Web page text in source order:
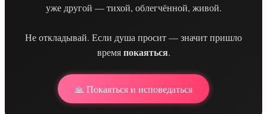
уже другой — тихой, облегчённой, живой.
Не откладывай. Если душа просит — значит пришло
времяпокаяться.
🙏 Покаяться и исповедаться